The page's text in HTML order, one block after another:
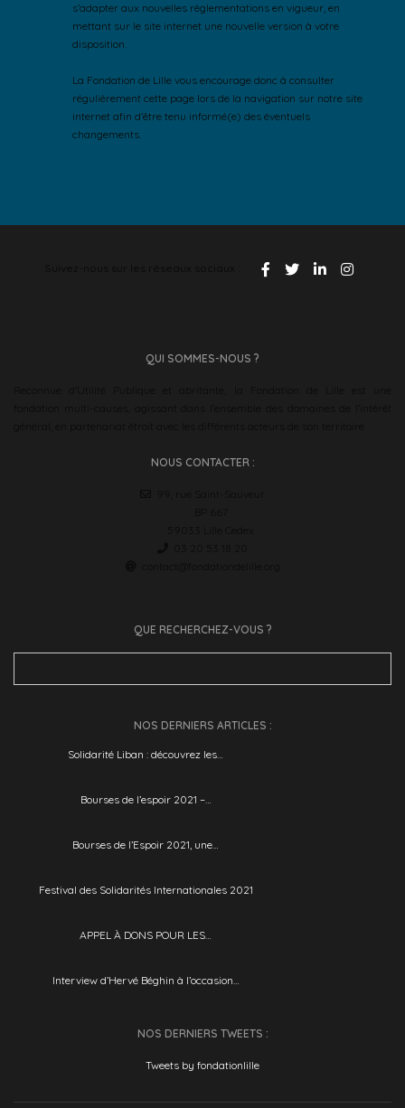
s’adapter aux nouvelles règlementations en vigueur, en
mettant sur le site internet une nouvelle version à votre
disposition.
La Fondation de Lille vous encourage donc à consulter
régulièrement cette page lors de la navigation sur notre site
internet afin d’être tenu informé(e) des éventuels
changements.
QUI SOMMES-NOUS ?
NOUS CONTACTER :
QUE RECHERCHEZ-VOUS ?
Search
NOS DERNIERS ARTICLES :
Solidarité Liban : découvrez les…
Bourses de l’espoir 2021 –…
Bourses de l’Espoir 2021, une…
Festival des Solidarités Internationales 2021
APPEL À DONS POUR LES…
Interview d’Hervé Béghin à l’occasion…
NOS DERNIERS TWEETS :
Tweets by fondationlille